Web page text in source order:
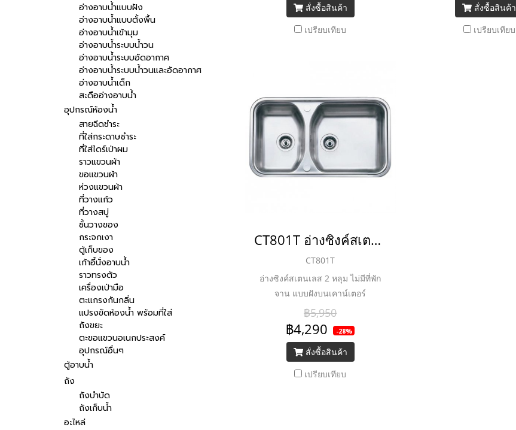
สั่งซื้อสินค้า
เปรียบเทียบ
สั่งซื้อสินค้า
เปรียบเทียบ
CT801T อ่างซิงค์สเตนเลส 2 หลุม
CT801T
อ่างซิงค์สเตนเลส 2 หลุม ไม่มีที่พัก
จาน แบบฝังบนเคาน์เตอร์
฿5,950
฿4,290 -28%
สั่งซื้อสินค้า
เปรียบเทียบ
อ่างอาบน้ำแบบฝัง
อ่างอาบน้ำแบบตั้งพื้น
อ่างอาบน้ำเข้ามุม
อ่างอาบน้ำระบบน้ำวน
อ่างอาบน้ำระบบอัดอากาศ
อ่างอาบน้ำระบบน้ำวนและอัดอากาศ
อ่างอาบน้ำเด็ก
สะดืออ่างอาบน้ำ
อุปกรณ์ห้องน้ำ
สายฉีดชำระ
ที่ใส่กระดาษชำระ
ที่ใส่ไดร์เป่าผม
ราวแขวนผ้า
ขอแขวนผ้า
ห่วงแขวนผ้า
ที่วางแก้ว
ที่วางสบู่
ชั้นวางของ
กระจกเงา
ตู้เก็บของ
เก้าอี้นั่งอาบน้ำ
ราวทรงตัว
เครื่องเป่ามือ
ตะแกรงกันกลิ่น
แปรงขัดห้องน้ำ พร้อมที่ใส่
ถังขยะ
ตะขอแขวนอเนกประสงค์
อุปกรณ์อื่นๆ
ตู้อาบน้ำ
ถัง
ถังบำบัด
ถังเก็บน้ำ
อะไหล่